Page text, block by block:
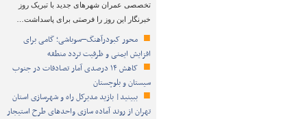
تخصصی عمران شهرهای جدید با تبریک روز
خبرنگار این روز را فرصتی برای پاسداشت…
محور کبودرآهنگ–سوباشی؛ گامی برای
افزایش ایمنی و ظرفیت تردد منطقه
کاهش ۱۴ درصدی آمار تصادفات در جنوب
سیستان و بلوچستان
ببینید| بازید مدیرکل راه و شهرسازی استان
تهران از روند آماده سازی واحدهای طرح استیجار